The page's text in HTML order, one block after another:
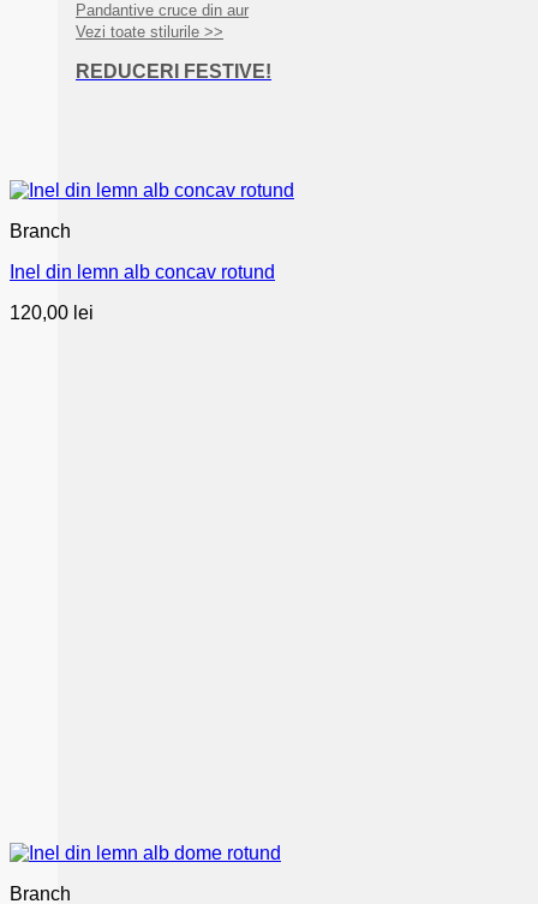
Pandantive cruce din aur
Vezi toate stilurile >>
REDUCERI FESTIVE!
Branch
Inel din lemn alb concav rotund
120,00 lei
Branch